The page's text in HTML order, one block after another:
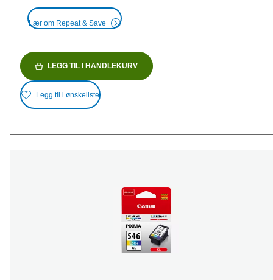
Lær om Repeat & Save
LEGG TIL I HANDLEKURV
Legg til i ønskeliste